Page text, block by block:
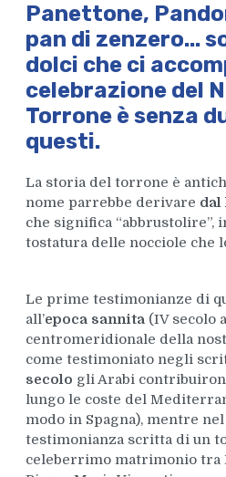
Panettone,
pan di zenzero...
dolci che ci
celebrazione del
Torroneè senza
questi.
La storia del torrone è
nome parrebbe derivare dal
che significa “abbrustolire”,
tostatura delle nocciole che
Le prime testimonianze di
all’epoca sannita(IV secolo
centromeridionale della
come testimoniato negli
secolo gli Arabi
lungo le coste del
modo in Spagna), mentre nel
testimonianza scritta di un
celeberrimo matrimonio tra